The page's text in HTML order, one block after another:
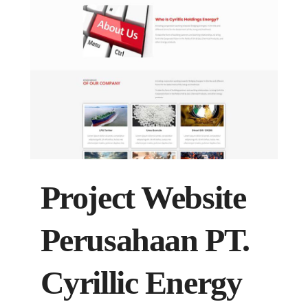
Project Website
Perusahaan PT.
Cyrillic Energy